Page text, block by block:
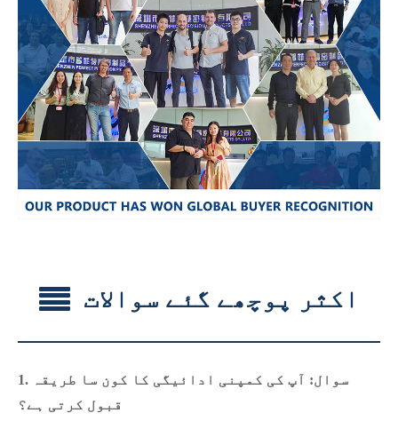
اکثر پوچھے گئے سوالات
1. سوال: آپ کی کمپنی ادائیگی کا کون سا طریقہ
قبول کرتی ہے؟